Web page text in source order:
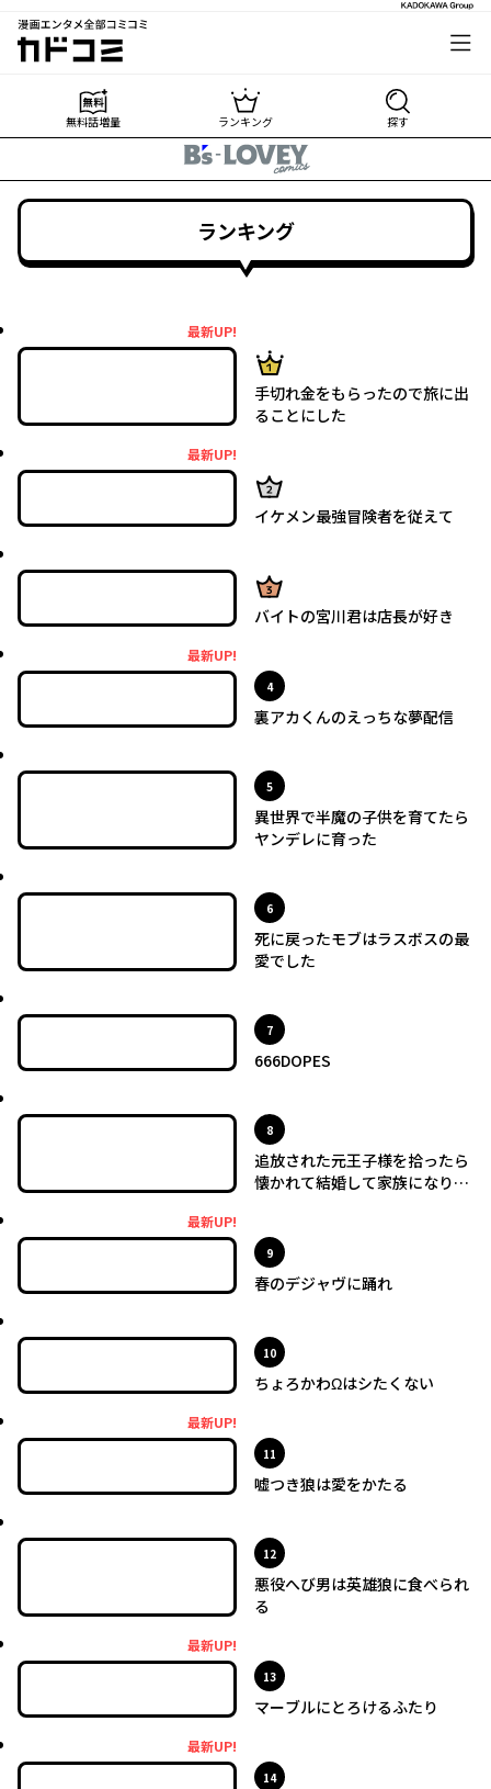
漫画エンタメ全部コミコミ
カドコミ
無料話増量 ランキング 探す
ランキング
最新UP!
手切れ金をもらったので旅に出
ることにした
最新UP!
イケメン最強冒険者を従えて
バイトの宮川君は店長が好き
最新UP!
4位
裏アカくんのえっちな夢配信
5位
異世界で半魔の子供を育てたら
ヤンデレに育った
6位
死に戻ったモブはラスボスの最
愛でした
7位
666DOPES
8位
追放された元王子様を拾ったら
懐かれて結婚して家族になりま
最新UP!
9位
春のデジャヴに踊れ
10位
ちょろかわΩはシたくない
最新UP!
11 位
嘘つき狼は愛をかたる
12位
悪役へび男は英雄狼に食べられ
る
最新UP!
13位
マーブルにとろけるふたり
最新UP!
14位